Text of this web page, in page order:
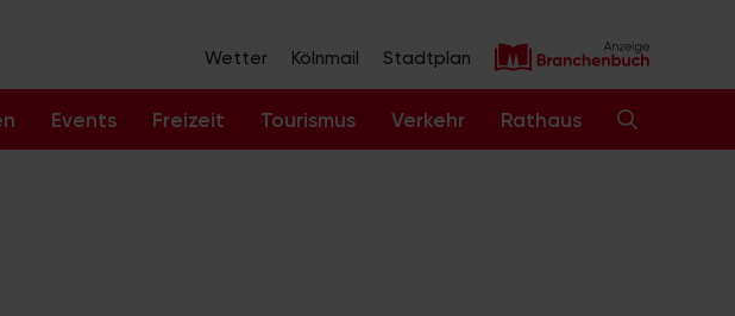
Wetter Kölnmail Stadtplan
Events Freizeit Tourismus Verkehr Rathaus